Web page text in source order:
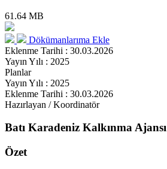
61.64 MB
Dökümanlarıma Ekle
Eklenme Tarihi : 30.03.2026
Yayın Yılı : 2025
Planlar
Yayın Yılı : 2025
Eklenme Tarihi : 30.03.2026
Hazırlayan / Koordinatör
Batı Karadeniz Kalkınma Ajansı
Özet